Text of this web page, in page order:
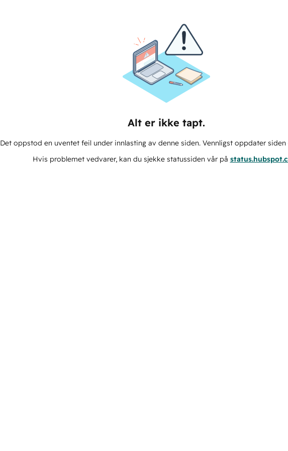
Alt er ikke tapt.
Det oppstod en uventet feil under innlasting av denne siden. Vennligst oppdater siden
Hvis problemet vedvarer, kan du sjekke statussiden vår på